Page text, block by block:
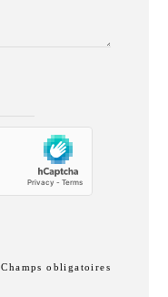
Champs obligatoires